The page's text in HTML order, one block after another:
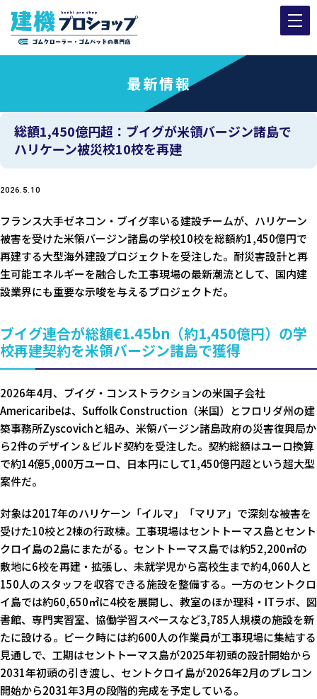
最新情報
総額1,450億円超：ブイグが米領バージン諸島で
ハリケーン被災校10校を再建
2026.5.10
フランス大手ゼネコン・ブイグ率いる建設チームが、ハリケーン
被害を受けた米領バージン諸島の学校10校を総額約1,450億円で
再建する大型海外建設プロジェクトを受注した。耐災害設計と再
生可能エネルギーを融合した工事現場の最新潮流として、国内建
設業界にも重要な示唆を与えるプロジェクトだ。
ブイグ連合が総額€1.45bn（約1,450億円）の学
校再建契約を米領バージン諸島で獲得
2026年4月、ブイグ・コンストラクションの米国子会社
Americaribeは、Suffolk Construction（米国）とフロリダ州の建
築事務所Zyscovichと組み、米領バージン諸島政府の災害復興局か
ら2件のデザイン＆ビルド契約を受注した。契約総額はユーロ換算
で約14億5,000万ユーロ、日本円にして1,450億円超という超大型
案件だ。
対象は2017年のハリケーン「イルマ」「マリア」で深刻な被害を
受けた10校と2棟の行政棟。工事現場はセントトーマス島とセント
クロイ島の2島にまたがる。セントトーマス島では約52,200㎡の
敷地に6校を再建・拡張し、未就学児から高校生まで約4,060人と
150人のスタッフを収容できる施設を整備する。一方のセントクロ
イ島では約60,650㎡に4校を展開し、教室のほか理科・ITラボ、図
書館、専門実習室、協働学習スペースなど3,785人規模の施設を新
たに設ける。ピーク時には約600人の作業員が工事現場に集結する
見通しで、工期はセントトーマス島が2025年初頭の設計開始から
2031年初頭の引き渡し、セントクロイ島が2026年2月のプレコン
開始から2031年3月の段階的完成を予定している。